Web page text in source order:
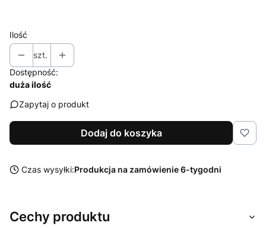
Ilość
szt.
Dostępność:
duża ilość
Zapytaj o produkt
Dodaj do koszyka
Czas wysyłki:Produkcja na zamówienie 6-tygodni
Cechy produktu